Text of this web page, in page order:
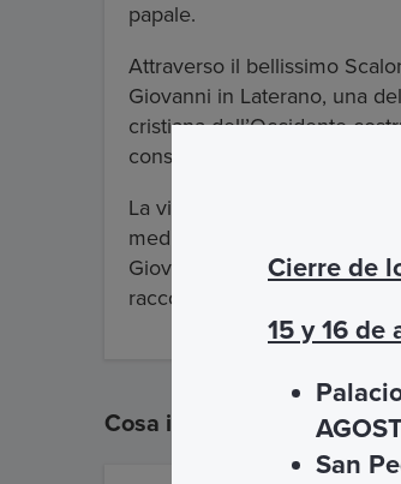
papale.
Attraverso il bellissimo
Giovanni in Laterano, una
cristiana dell’Occidente
considerata la
La visita si conclude nel
medievale romana: già
Giovanni in Laterano, oggi
raccoglimento.
Cosa include
Cierre de
15 y 16 de
San